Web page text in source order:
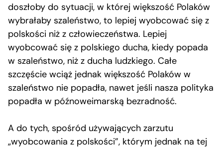
doszłoby do sytuacji, w której większość Polaków
wybrałaby szaleństwo, to lepiej wyobcować się z
polskości niż z człowieczeństwa. Lepiej
wyobcować się z polskiego ducha, kiedy popada
w szaleństwo, niż z ducha ludzkiego. Całe
szczęście wciąż jednak większość Polaków w
szaleństwo nie popadła, nawet jeśli nasza polityka
popadła w późnoweimarską bezradność.
A do tych, spośród używających zarzutu
„wyobcowania z polskości”, którym jednak na tej